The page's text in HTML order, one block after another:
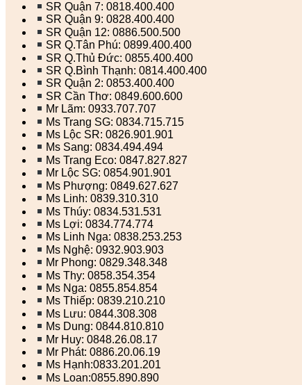
SR Quận 7: 0818.400.400
SR Quận 9: 0828.400.400
SR Quận 12: 0886.500.500
SR Q.Tân Phú: 0899.400.400
SR Q.Thủ Đức: 0855.400.400
SR Q.Bình Thạnh: 0814.400.400
SR Quận 2: 0853.400.400
SR Cần Thơ: 0849.600.600
Mr Lãm: 0933.707.707
Ms Trang SG: 0834.715.715
Ms Lộc SR: 0826.901.901
Ms Sang: 0834.494.494
Ms Trang Eco: 0847.827.827
Mr Lộc SG: 0854.901.901
Ms Phượng: 0849.627.627
Ms Linh: 0839.310.310
Ms Thúy: 0834.531.531
Ms Lợi: 0834.774.774
Ms Linh Nga: 0838.253.253
Ms Nghệ: 0932.903.903
Mr Phong: 0829.348.348
Ms Thy: 0858.354.354
Ms Nga: 0855.854.854
Ms Thiếp: 0839.210.210
Ms Lưu: 0844.308.308
Ms Dung: 0844.810.810
Mr Huy: 0848.26.08.17
Mr Phát: 0886.20.06.19
Ms Hạnh:0833.201.201
Ms Loan:0855.890.890